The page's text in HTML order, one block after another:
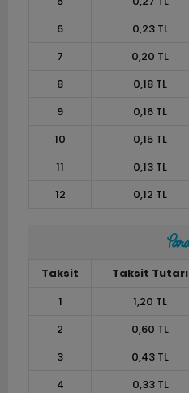
6
0,23 TL
7
0,20 TL
8
0,18 TL
9
0,16 TL
10
0,15 TL
11
0,13 TL
12
0,12 TL
Taksit Taksit Tutarı
1
1,20 TL
2
0,60 TL
3
0,43 TL
4
0,33 TL